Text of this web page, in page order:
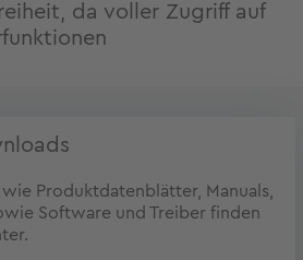
da voller Zugriff auf
Produktdatenblätter, Manuals,
Software und Treiber finden